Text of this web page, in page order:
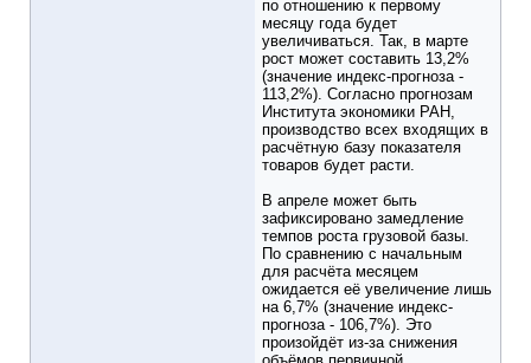
по отношению к первому
месяцу года будет
увеличиваться. Так, в марте
рост может составить 13,2%
(значение индекс-прогноза -
113,2%). Согласно прогнозам
Института экономики РАН,
производство всех входящих в
расчётную базу показателя
товаров будет расти.
В апреле может быть
зафиксировано замедление
темпов роста грузовой базы.
По сравнению с начальным
для расчёта месяцем
ожидается её увеличение лишь
на 6,7% (значение индекс-
прогноза - 106,7%). Это
произойдёт из-за снижения